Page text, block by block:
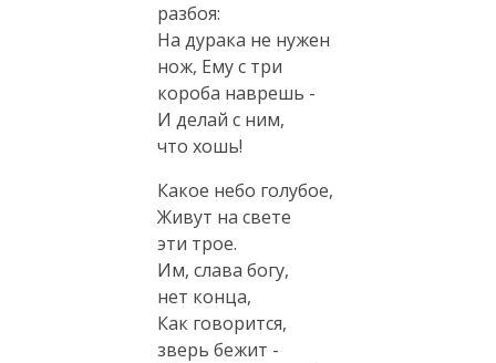
разбоя:
На дурака не нужен
нож, Ему с три
короба наврешь -
И делай с ним,
что хошь!
Какое небо голубое,
Живут на свете
эти трое.
Им, слава богу,
нет конца,
Как говорится,
зверь бежит -